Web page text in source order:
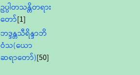
ဥပ္ပါတသန္တိတရား
တော်[1]
ဘဒ္ဒန္တသီရိန္ဒာဘိ
ဝံသ(ယော
ဆရာတော်)[50]